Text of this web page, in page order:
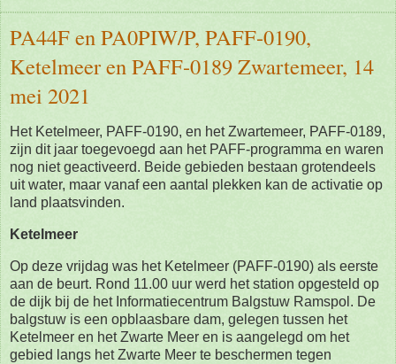
PA44F en PA0PIW/P, PAFF-0190,
Ketelmeer en PAFF-0189 Zwartemeer, 14
mei 2021
Het Ketelmeer, PAFF-0190, en het Zwartemeer, PAFF-0189,
zijn dit jaar toegevoegd aan het PAFF-programma en waren
nog niet geactiveerd. Beide gebieden bestaan grotendeels
uit water, maar vanaf een aantal plekken kan de activatie op
land plaatsvinden.
Ketelmeer
Op deze vrijdag was het Ketelmeer (PAFF-0190) als eerste
aan de beurt. Rond 11.00 uur werd het station opgesteld op
de dijk bij de het Informatiecentrum Balgstuw Ramspol. De
balgstuw is een opblaasbare dam, gelegen tussen het
Ketelmeer en het Zwarte Meer en is aangelegd om het
gebied langs het Zwarte Meer te beschermen tegen